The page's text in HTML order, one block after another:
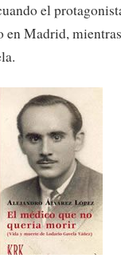
el
en Madrid,